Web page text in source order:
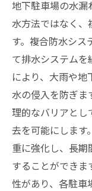
地下駐車場の水漏
水方法ではなく、
す。複合防水シス
て排水システム
により、大雨や
水の侵入を防ぎま
理的なバリアとし
去を可能にします
重に強化し、長
することができま
性があり、各駐車